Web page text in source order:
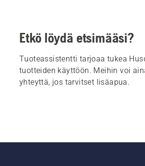
Etkö löydä etsimääsi?
Tuoteassistentti tarjoaa tukea
tuotteiden käyttöön. Meihin voi
yhteyttä, jos tarvitset lisäapua.